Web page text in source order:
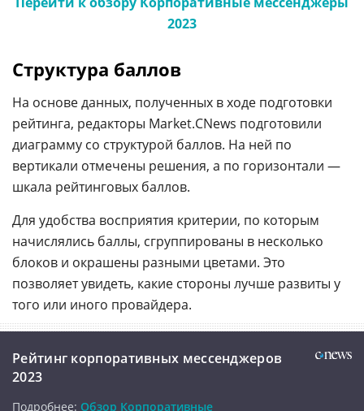
2023
Структура баллов
На основе данных, полученных в ходе подготовки
рейтинга, редакторы Market.CNews подготовили
диаграмму со структурой баллов. На ней по
вертикали отмечены решения, а по горизонтали —
шкала рейтинговых баллов.
Для удобства восприятия критерии, по которым
начислялись баллы, сгруппированы в несколько
блоков и окрашены разными цветами. Это
позволяет увидеть, какие стороны лучше развиты у
того или иного провайдера.
Рейтинг корпоративных мессенджеров
2023
Подробнее: Обзор Корпоративные